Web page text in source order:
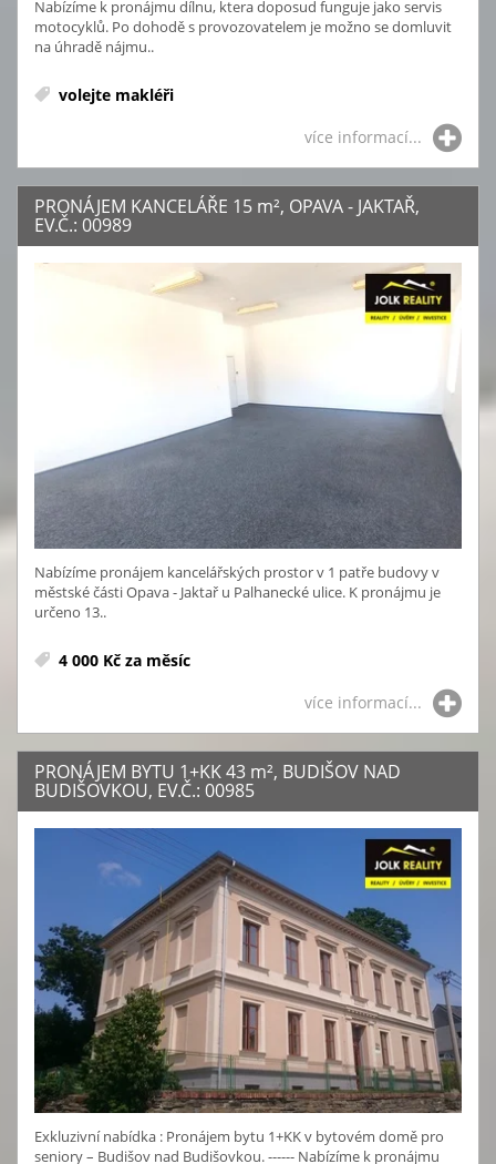
Nabízíme k pronájmu dílnu, ktera doposud funguje jako servis
motocyklů. Po dohodě s provozovatelem je možno se domluvit
na úhradě nájmu..
volejte makléři
více informací...
PRONÁJEM KANCELÁŘE 15 m², OPAVA - JAKTAŘ,
EV.Č.: 00989
Nabízíme pronájem kancelářských prostor v 1 patře budovy v
městské části Opava - Jaktař u Palhanecké ulice. K pronájmu je
určeno 13..
4 000 Kč za měsíc
více informací...
PRONÁJEM BYTU 1+KK 43 m², BUDIŠOV NAD
BUDIŠOVKOU, EV.Č.: 00985
Exkluzivní nabídka : Pronájem bytu 1+KK v bytovém domě pro
seniory – Budišov nad Budišovkou. ------ Nabízíme k pronájmu